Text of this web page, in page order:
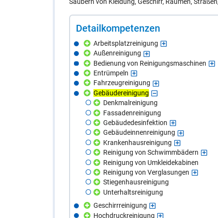
De­tail­kom­pe­ten­zen
Arbeitsplatzreinigung
Außenreinigung
Bedienung von Reinigungsmaschinen
Entrümpeln
Fahrzeugreinigung
Gebäudereinigung
Denkmalreinigung
Fassadenreinigung
Gebäudedesinfektion
Gebäudeinnenreinigung
Krankenhausreinigung
Reinigung von Schwimmbädern
Reinigung von Umkleidekabinen
Reinigung von Verglasungen
Stiegenhausreinigung
Unterhaltsreinigung
Geschirrreinigung
Hochdruckreinigung